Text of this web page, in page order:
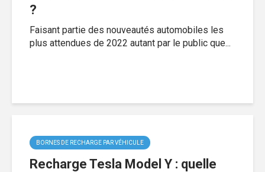
?
Faisant partie des nouveautés automobiles les
plus attendues de 2022 autant par le public que...
BORNES DE RECHARGE PAR VÉHICULE
Recharge Tesla Model Y : quelle